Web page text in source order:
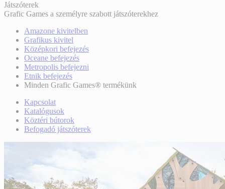
Játszóterek
Grafic Games a személyre szabott játszóterekhez
Amazone kivitelben
Grafikus kivitel
Középkori befejezés
Oceane befejezés
Metropolis befejezni
Etnik befejezés
Minden Grafic Games® termékünk
Kapcsolat
Katalógusok
Köztéri bútorok
Befogadó játszóterek